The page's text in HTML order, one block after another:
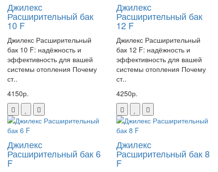
Джилекс
Расширительный бак
10 F
Джилекс Расширительный
бак 10 F: надёжность и
эффективность для вашей
системы отопления Почему
ст..
4150р.
Джилекс
Расширительный бак
12 F
Джилекс Расширительный
бак 12 F: надёжность и
эффективность для вашей
системы отопления Почему
ст..
4250р.
Джилекс
Расширительный бак 6
F
Джилекс
Расширительный бак 8
F